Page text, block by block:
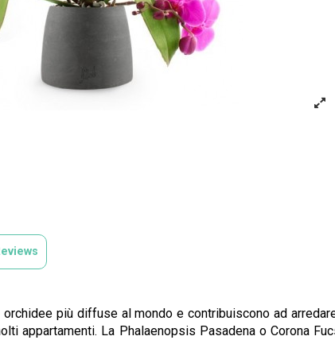
più diffuse al mondo e contribuiscono ad
appartamenti. La Phalaenopsis Pasadena o Corona